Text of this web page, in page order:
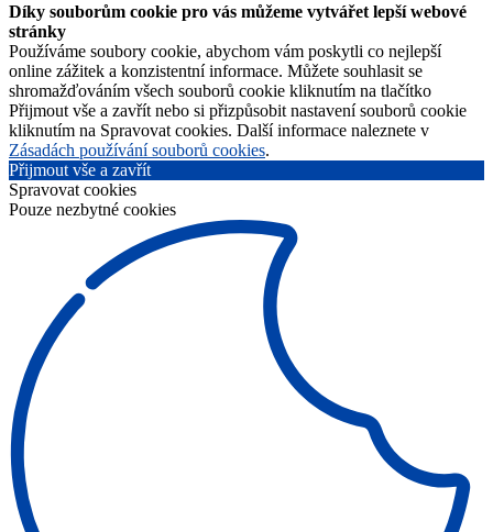
Díky souborům cookie pro vás můžeme vytvářet lepší webové
stránky
Používáme soubory cookie, abychom vám poskytli co nejlepší
online zážitek a konzistentní informace. Můžete souhlasit se
shromažďováním všech souborů cookie kliknutím na tlačítko
Přijmout vše a zavřít nebo si přizpůsobit nastavení souborů cookie
kliknutím na Spravovat cookies. Další informace naleznete v
Zásadách používání souborů cookies.
Přijmout vše a zavřít
Spravovat cookies
Pouze nezbytné cookies